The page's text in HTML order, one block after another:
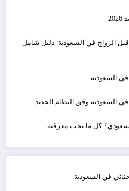
الزواج في السعودية: دليل شامل
السعودية
في السعودية وفق النظام الجديد
كل ما يجب معرفته
في السعودية